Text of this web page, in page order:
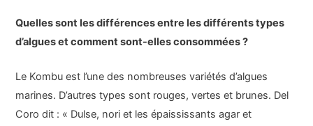
Quelles sont les différences entre les différents types
d’algues et comment sont-elles consommées ?
Le Kombu est l’une des nombreuses variétés d’algues
marines. D’autres types sont rouges, vertes et brunes. Del
Coro dit : « Dulse, nori et les épaississants agar et